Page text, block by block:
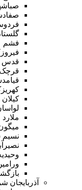
فشم
قدس
قرچک
کیلان
ملارد
نسیم
آذربایجان